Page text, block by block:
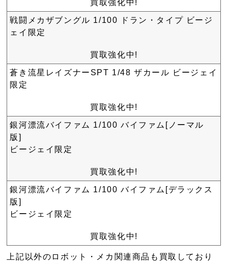
買取強化中!
戦闘メカザブングル 1/100 ドラン・タイプ ビージ
ェイ限定
買取強化中!
蒼き流星レイズナーSPT 1/48 ザカール ビージェイ
限定
買取強化中!
銀河漂流バイファム 1/100 バイファム[ノーマル
版]
ビージェイ限定
買取強化中!
銀河漂流バイファム 1/100 バイファム[デラックス
版]
ビージェイ限定
買取強化中!
上記以外のロボット・メカ関連商品も買取しており